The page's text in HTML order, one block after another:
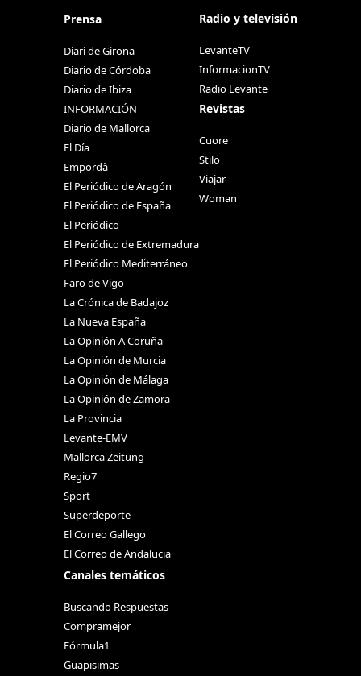
Prensa
Diari de Girona
Diario de Córdoba
Diario de Ibiza
INFORMACIÓN
Diario de Mallorca
El Día
Empordà
El Periódico de Aragón
El Periódico de España
El Periódico
El Periódico de Extremadura
El Periódico Mediterráneo
Faro de Vigo
La Crónica de Badajoz
La Nueva España
La Opinión A Coruña
La Opinión de Murcia
La Opinión de Málaga
La Opinión de Zamora
La Provincia
Levante-EMV
Mallorca Zeitung
Regio7
Sport
Superdeporte
El Correo Gallego
El Correo de Andalucia
Canales temáticos
Buscando Respuestas
Compramejor
Fórmula1
Guapisimas
Radio y televisión
LevanteTV
InformacionTV
Radio Levante
Revistas
Cuore
Stilo
Viajar
Woman